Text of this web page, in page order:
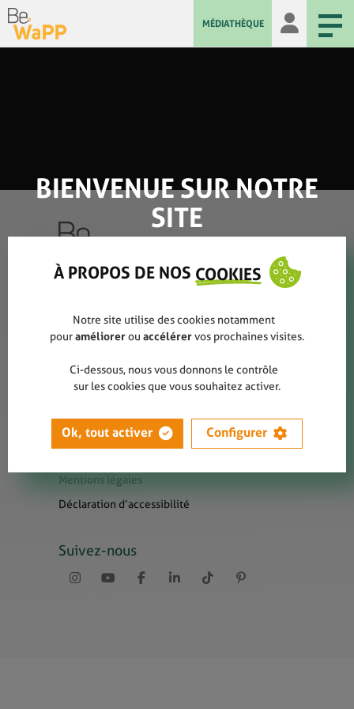
MÉDIATHÈQUE
Rapports annuels
Presse
Liens utiles
Mentions légales
Déclaration d’accessibilité
Suivez-nous
BIENVENUE SUR NOTRE
SITE
À PROPOS DE NOS COOKIES
Notre site utilise des cookies notamment
pouraméliorerou accélérervos prochaines visites.
Ci-dessous, nous vous donnons le contrôle
sur les cookies que vous souhaitez activer.
Ok, tout activer Configurer